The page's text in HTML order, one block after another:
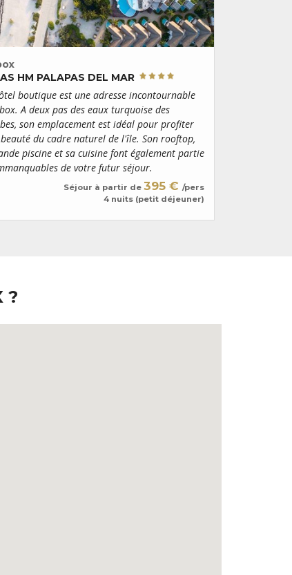
HM PALAPAS DEL MAR
boutique est une adresse incontournable
A deux pas des eaux turquoise des
son emplacement est idéal pour profiter
du cadre naturel de l'île. Son rooftop,
piscine et sa cuisine font également partie
de votre futur séjour.
Séjour à partir de 395 € /pers
4 nuits (petit déjeuner)
?